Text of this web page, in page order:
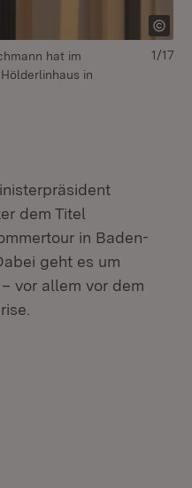
hat im
in
1/17
dem Titel
in Baden-
geht es um
vor allem vor dem